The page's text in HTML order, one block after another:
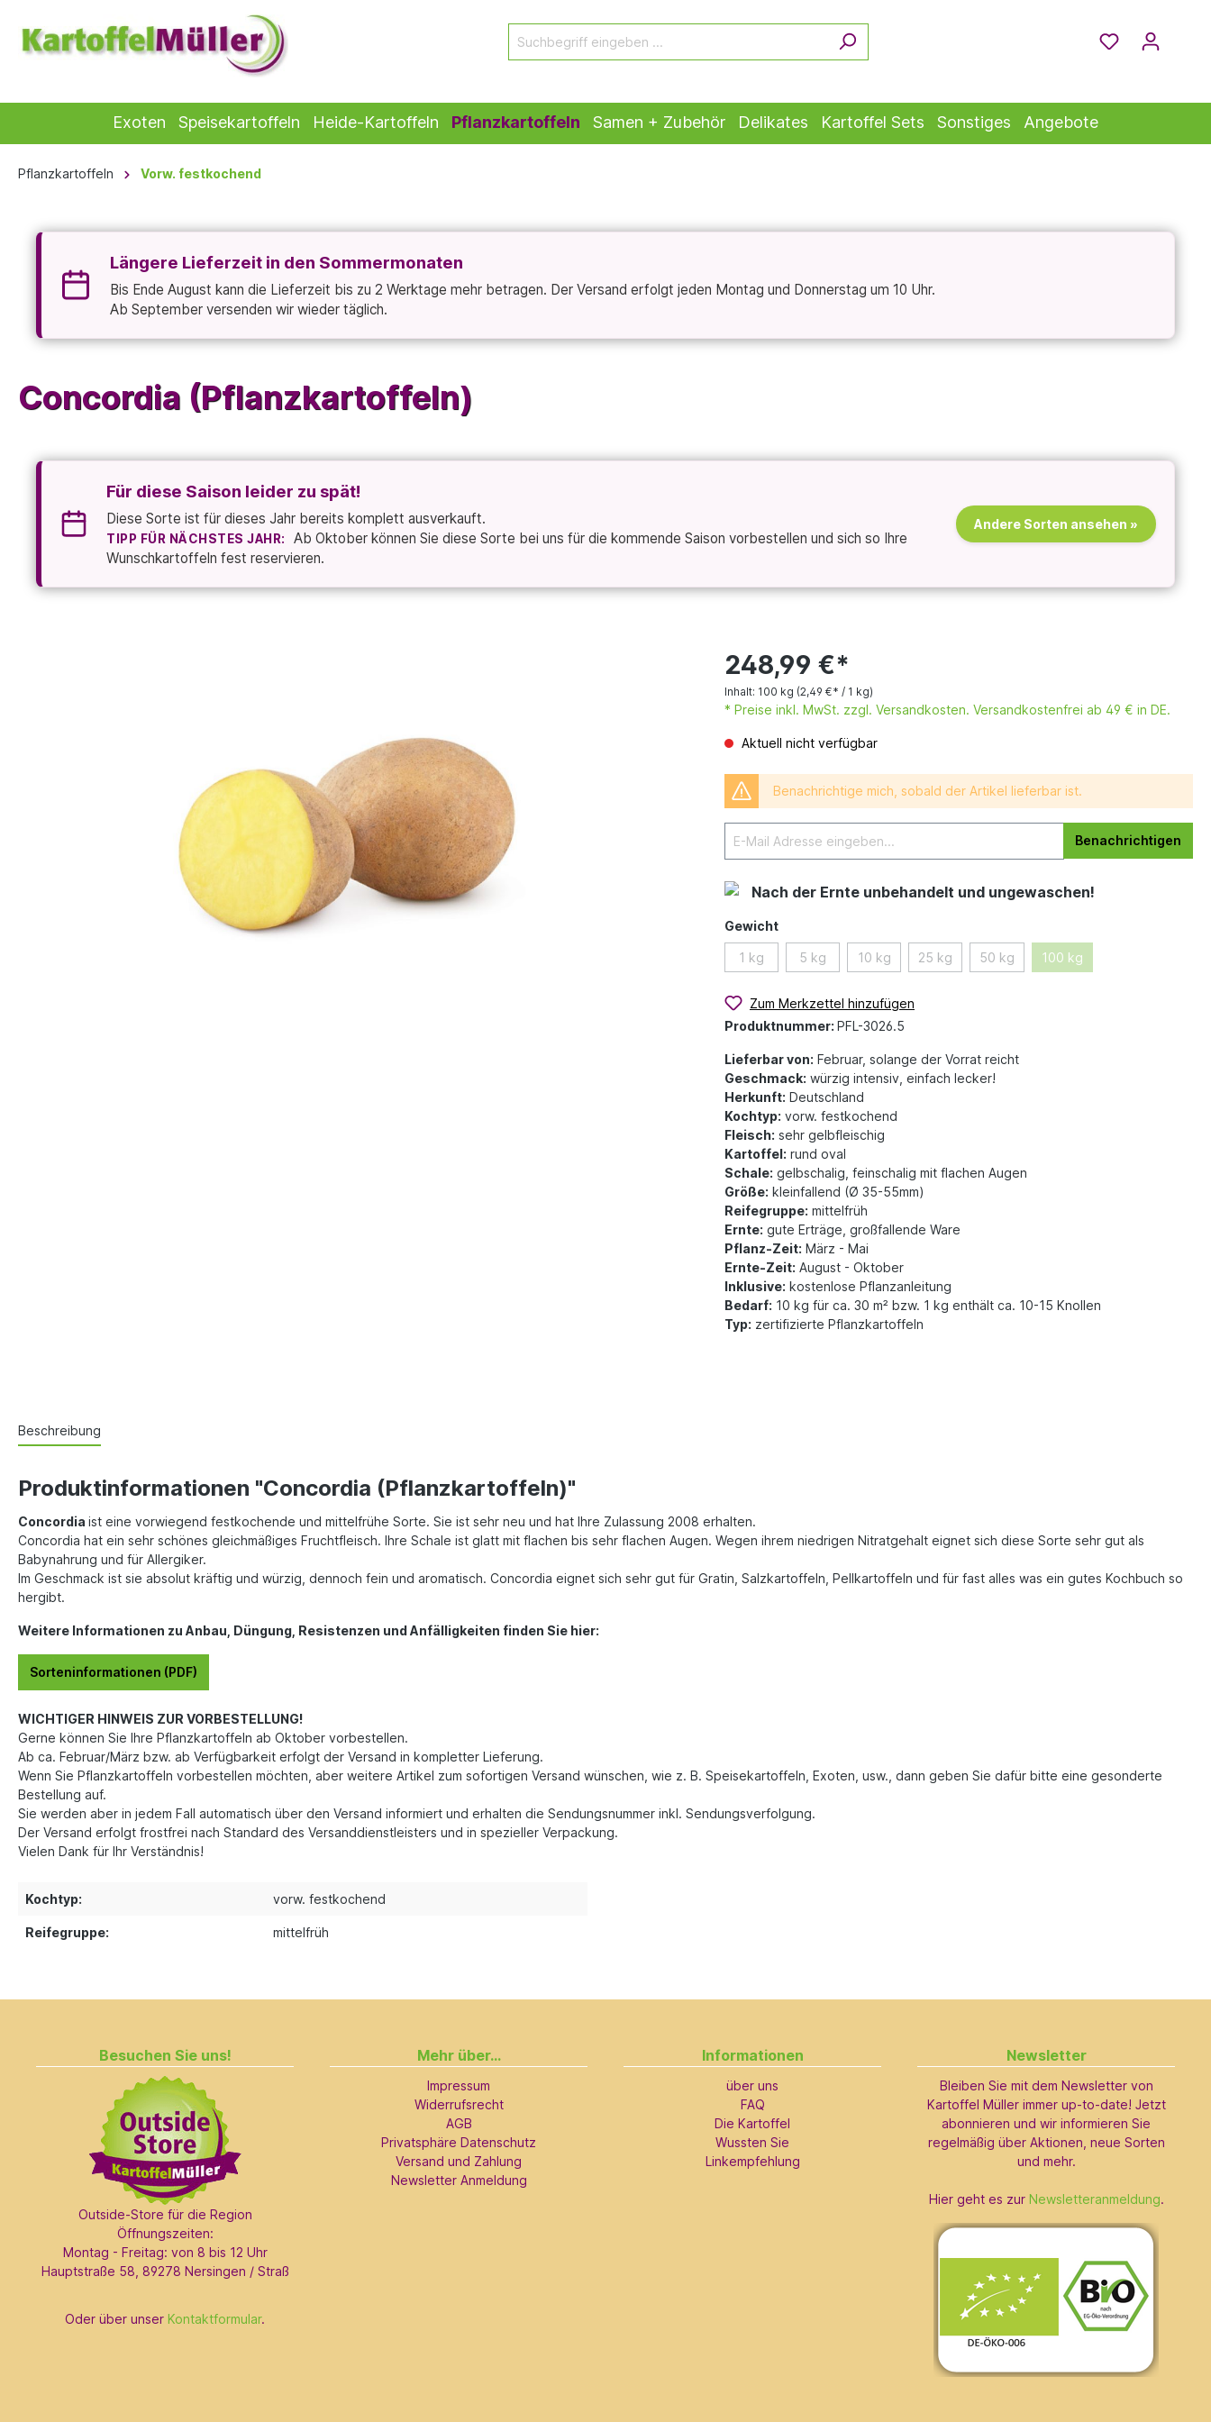
Exoten Speisekartoffeln Heide-Kartoffeln Pflanzkartoffeln Samen + Zubehör Delikates Kartoffel Sets Sonstiges Angebote
Pflanzkartoffeln Vorw. festkochend
Längere Lieferzeit in den Sommermonaten
Bis Ende August kann die Lieferzeit bis zu 2 Werktage mehr betragen. Der Versand erfolgt jeden Montag und Donnerstag um 10 Uhr.
Ab September versenden wir wieder täglich.
Concordia (Pflanzkartoffeln)
Für diese Saison leider zu spät!
Diese Sorte ist für dieses Jahr bereits komplett ausverkauft.
TIPP FÜR NÄCHSTES JAHR:
Ab Oktober können Sie diese Sorte bei uns für die kommende Saison vorbestellen und sich so Ihre
Wunschkartoffeln fest reservieren.
Andere Sorten ansehen »
248,99 €*
Inhalt: 100 kg (2,49 €* / 1 kg)
* Preise inkl. MwSt. zzgl. Versandkosten. Versandkostenfrei ab 49 € in DE.
Aktuell nicht verfügbar
Benachrichtige mich, sobald der Artikel lieferbar ist.
Benachrichtigen
Nach der Ernte unbehandelt und ungewaschen!
Gewicht
1 kg 5 kg 10 kg 25 kg 50 kg 100 kg
Zum Merkzettel hinzufügen
Produktnummer: PFL-3026.5
Lieferbar von: Februar, solange der Vorrat reicht
Geschmack: würzig intensiv, einfach lecker!
Herkunft: Deutschland
Kochtyp: vorw. festkochend
Fleisch: sehr gelbfleischig
Kartoffel: rund oval
Schale: gelbschalig, feinschalig mit flachen Augen
Größe: kleinfallend (Ø 35-55mm)
Reifegruppe: mittelfrüh
Ernte: gute Erträge, großfallende Ware
Pflanz-Zeit: März - Mai
Ernte-Zeit: August - Oktober
Inklusive: kostenlose Pflanzanleitung
Bedarf: 10 kg für ca. 30 m² bzw. 1 kg enthält ca. 10-15 Knollen
Typ: zertifizierte Pflanzkartoffeln
Beschreibung
Produktinformationen "Concordia (Pflanzkartoffeln)"
Concordia ist eine vorwiegend festkochende und mittelfrühe Sorte. Sie ist sehr neu und hat Ihre Zulassung 2008 erhalten.
Concordia hat ein sehr schönes gleichmäßiges Fruchtfleisch. Ihre Schale ist glatt mit flachen bis sehr flachen Augen. Wegen ihrem niedrigen Nitratgehalt eignet sich diese Sorte sehr gut als
Babynahrung und für Allergiker.
Im Geschmack ist sie absolut kräftig und würzig, dennoch fein und aromatisch. Concordia eignet sich sehr gut für Gratin, Salzkartoffeln, Pellkartoffeln und für fast alles was ein gutes Kochbuch so
hergibt.
Weitere Informationen zu Anbau, Düngung, Resistenzen und Anfälligkeiten finden Sie hier:
Sorteninformationen (PDF)
WICHTIGER HINWEIS ZUR VORBESTELLUNG!
Gerne können Sie Ihre Pflanzkartoffeln ab Oktober vorbestellen.
Ab ca. Februar/März bzw. ab Verfügbarkeit erfolgt der Versand in kompletter Lieferung.
Wenn Sie Pflanzkartoffeln vorbestellen möchten, aber weitere Artikel zum sofortigen Versand wünschen, wie z. B. Speisekartoffeln, Exoten, usw., dann geben Sie dafür bitte eine gesonderte
Bestellung auf.
Sie werden aber in jedem Fall automatisch über den Versand informiert und erhalten die Sendungsnummer inkl. Sendungsverfolgung.
Der Versand erfolgt frostfrei nach Standard des Versanddienstleisters und in spezieller Verpackung.
Vielen Dank für Ihr Verständnis!
Kochtyp: vorw. festkochend
Reifegruppe: mittelfrüh
Mehr über...
Impressum
Widerrufsrecht
AGB
Privatsphäre Datenschutz
Versand und Zahlung
Newsletter Anmeldung
Informationen
über uns
FAQ
Die Kartoffel
Wussten Sie
Linkempfehlung
Besuchen Sie uns!
Outside-Store für die Region
Öffnungszeiten:
Montag - Freitag: von 8 bis 12 Uhr
Hauptstraße 58, 89278 Nersingen / Straß
Oder über unser Kontaktformular.
Newsletter
Bleiben Sie mit dem Newsletter von
Kartoffel Müller immer up-to-date! Jetzt
abonnieren und wir informieren Sie
regelmäßig über Aktionen, neue Sorten
und mehr.
Hier geht es zur Newsletteranmeldung.